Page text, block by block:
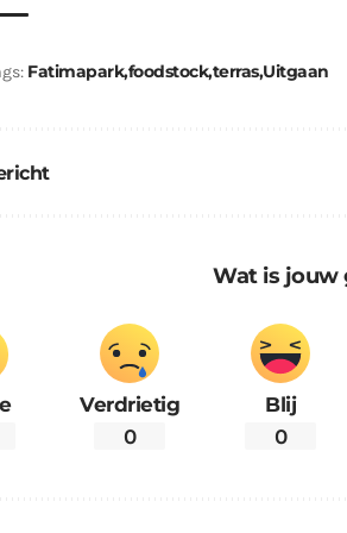
FatimaparkfoodstockterrasUitgaan
Wat is jouw
Verdrietig
0
Blij
0